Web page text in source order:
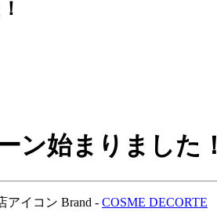
ン始まりました！
Brand - COSME DECORTE